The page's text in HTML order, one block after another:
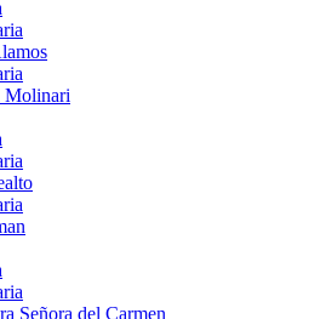
Molinari
Señora del Carmen